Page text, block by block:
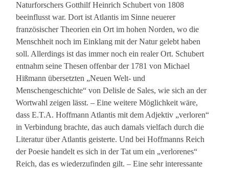
Naturforschers Gotthilf Heinrich Schubert von 1808
beeinflusst war. Dort ist Atlantis im Sinne neuerer
französischer Theorien ein Ort im hohen Norden, wo die
Menschheit noch im Einklang mit der Natur gelebt haben
soll. Allerdings ist das immer noch ein realer Ort. Schubert
entnahm seine Thesen offenbar der 1781 von Michael
Hißmann übersetzten „Neuen Welt- und
Menschengeschichte“ von Delisle de Sales, wie sich an der
Wortwahl zeigen lässt. – Eine weitere Möglichkeit wäre,
dass E.T.A. Hoffmann Atlantis mit dem Adjektiv „verloren“
in Verbindung brachte, das auch damals vielfach durch die
Literatur über Atlantis geisterte. Und bei Hoffmanns Reich
der Poesie handelt es sich in der Tat um ein „verlorenes“
Reich, das es wiederzufinden gilt. – Eine sehr interessante